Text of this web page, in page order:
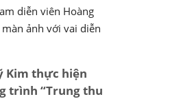
diễn viên Hoàng
ảnh với vai diễn
Kim thực hiện
trình “Trung thu